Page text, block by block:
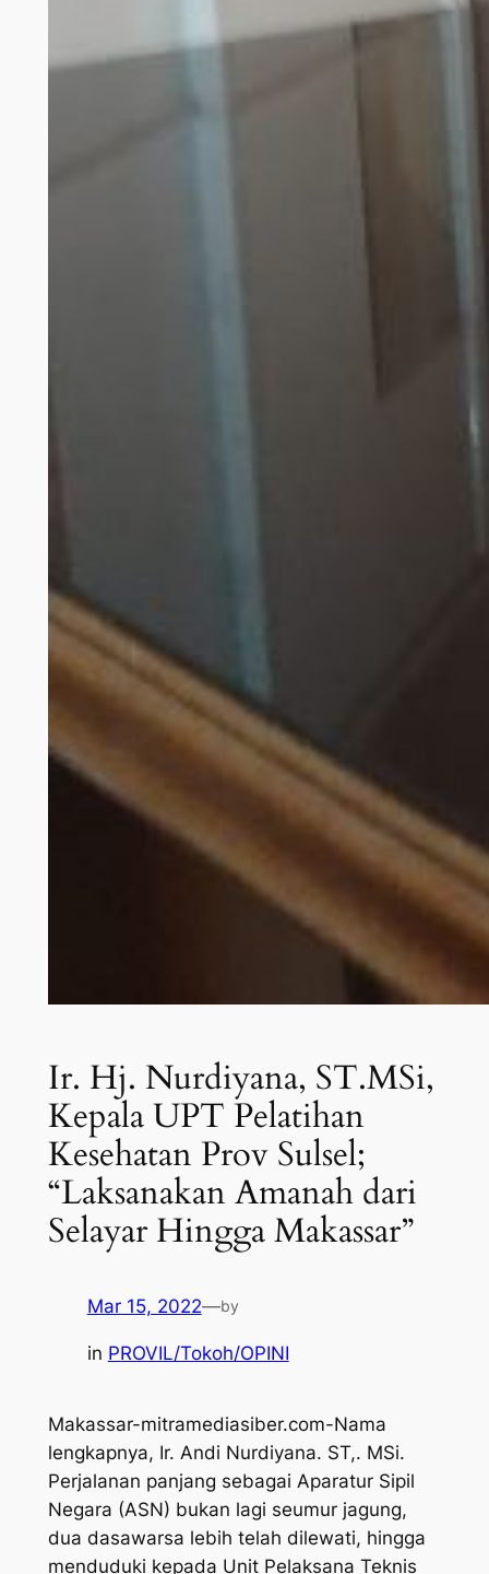
Ir. Hj. Nurdiyana, ST.MSi,
Kepala UPT Pelatihan
Kesehatan Prov Sulsel;
“Laksanakan Amanah dari
Selayar Hingga Makassar”
Mar 15, 2022—by
in PROVIL/Tokoh/OPINI
Makassar-mitramediasiber.com-Nama
lengkapnya, Ir. Andi Nurdiyana. ST,. MSi.
Perjalanan panjang sebagai Aparatur Sipil
Negara (ASN) bukan lagi seumur jagung,
dua dasawarsa lebih telah dilewati, hingga
menduduki kepada Unit Pelaksana Teknis